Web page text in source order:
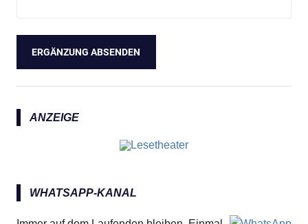
ANZEIGE
WHATSAPP-KANAL